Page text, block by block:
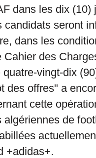
dans les dix (10)
candidats seront
dans les
Cahier des
vingt-dix
des offres" a
cette
de
+adidas+.